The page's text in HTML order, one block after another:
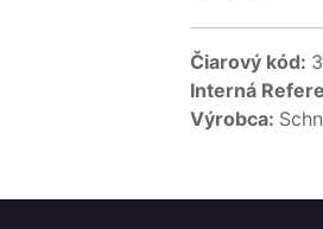
Čiarový kód:
Interná
Výrobca: